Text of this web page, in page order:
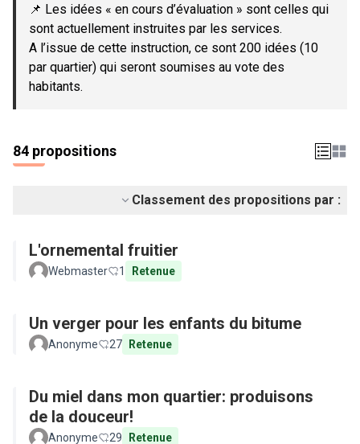
📌 Les idées « en cours d’évaluation » sont celles qui
sont actuellement instruites par les services.
A l’issue de cette instruction, ce sont 200 idées (10
par quartier) qui seront soumises au vote des
habitants.
84 propositions
Classement des propositions par :
L'ornemental fruitier
Webmaster 1 Retenue
Un verger pour les enfants du bitume
Anonyme 27 Retenue
Du miel dans mon quartier: produisons
de la douceur!
Anonyme 29 Retenue